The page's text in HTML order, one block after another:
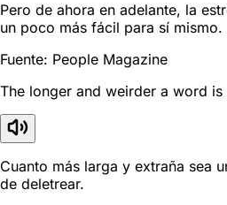
Pero de ahora en adelante, la
un poco más fácil para sí mismo.
Fuente: People Magazine
The longer and weirder a word
Cuanto más larga y extraña sea
de deletrear.